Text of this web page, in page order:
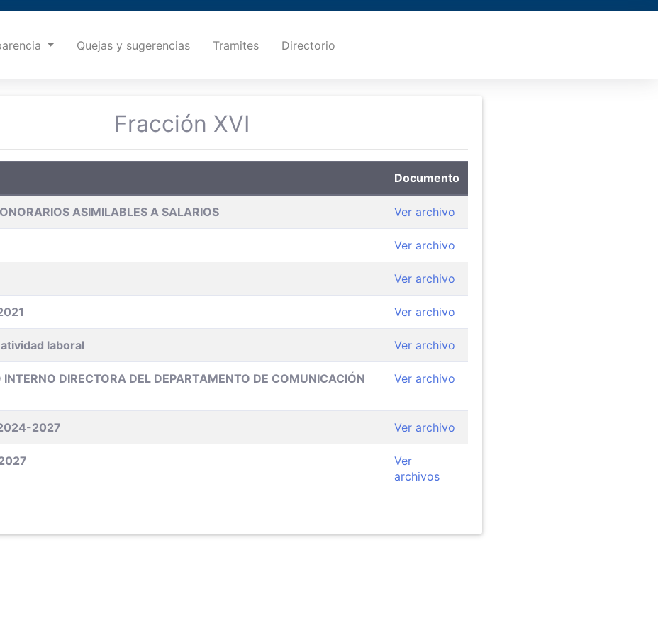
Quejas y sugerencias Tramites Directorio
Fracción XVI
Documento
ASIMILABLES A SALARIOS Ver archivo
Ver archivo
Ver archivo
Ver archivo
laboral Ver archivo
DIRECTORA DEL DEPARTAMENTO DE COMUNICACIÓN
Ver archivo
2027 Ver archivo
Ver
archivos